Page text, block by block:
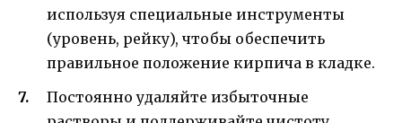
используя специальные инструменты
(уровень, рейку), чтобы обеспечить
правильное положение кирпича в кладке.
Постоянно удаляйте избыточные